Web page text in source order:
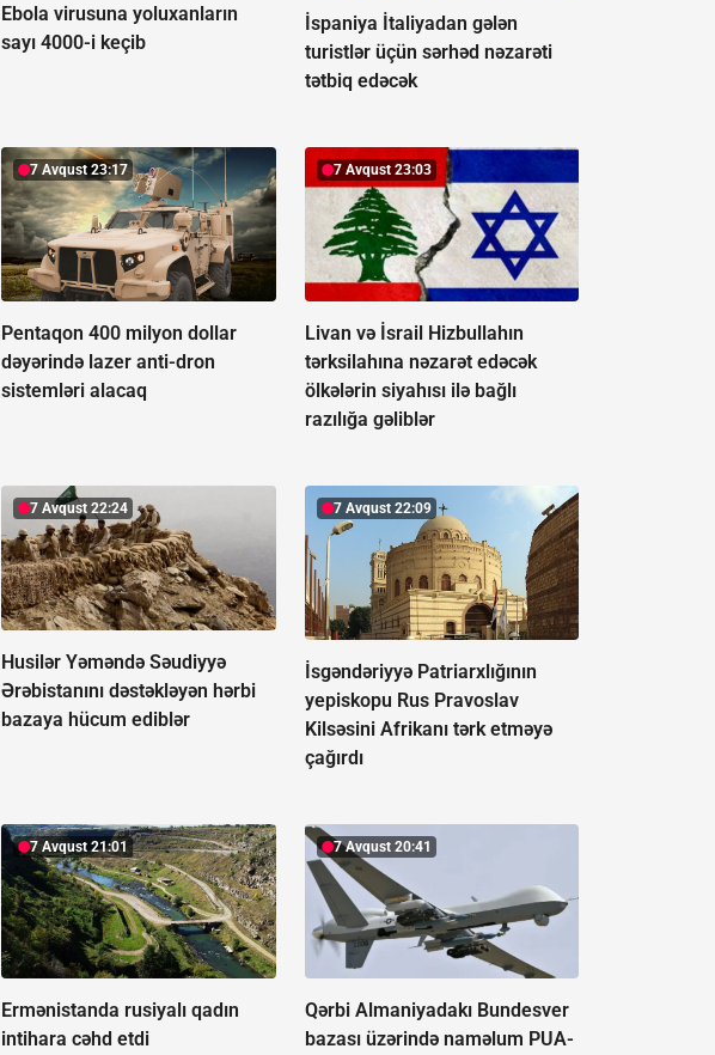
Ebola virusuna yoluxanların
sayı 4000-i keçib
İspaniya İtaliyadan gələn
turistlər üçün sərhəd nəzarəti
tətbiq edəcək
7 Avqust 23:17
Pentaqon 400 milyon dollar
dəyərində lazer anti-dron
sistemləri alacaq
7 Avqust 23:03
Livan və İsrail Hizbullahın
tərksilahına nəzarət edəcək
ölkələrin siyahısı ilə bağlı
razılığa gəliblər
7 Avqust 22:24
Husilər Yəməndə Səudiyyə
Ərəbistanını dəstəkləyən hərbi
bazaya hücum ediblər
7 Avqust 22:09
İsgəndəriyyə Patriarxlığının
yepiskopu Rus Pravoslav
Kilsəsini Afrikanı tərk etməyə
çağırdı
7 Avqust 21:01
Ermənistanda rusiyalı qadın
intihara cəhd etdi
7 Avqust 20:41
Qərbi Almaniyadakı Bundesver
bazası üzərində naməlum PUA-